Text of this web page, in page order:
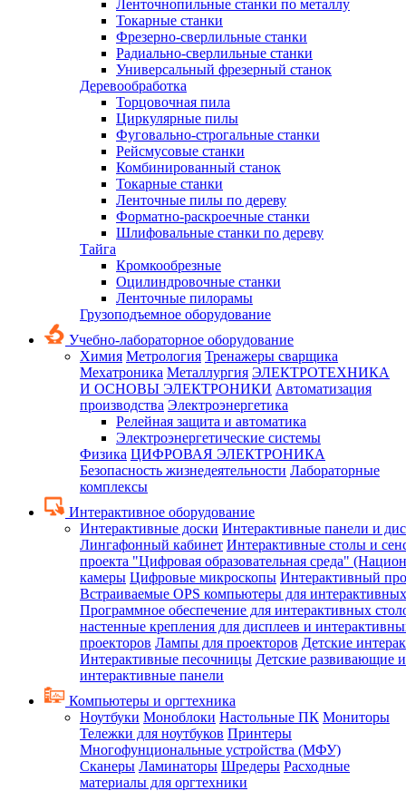
Ленточнопильные станки по металлу
Токарные станки
Фрезерно-сверлильные станки
Радиально-сверлильные станки
Универсальный фрезерный станок
Деревообработка
Торцовочная пила
Циркулярные пилы
Фуговально-строгальные станки
Рейсмусовые станки
Комбинированный станок
Токарные станки
Ленточные пилы по дереву
Форматно-раскроечные станки
Шлифовальные станки по дереву
Тайга
Кромкообрезные
Оцилиндровочные станки
Ленточные пилорамы
Грузоподъемное оборудование
Учебно-лабораторное оборудование
Химия Метрология Тренажеры сварщика
Мехатроника Металлургия ЭЛЕКТРОТЕХНИКА
И ОСНОВЫ ЭЛЕКТРОНИКИ Автоматизация
производства Электроэнергетика
Релейная защита и автоматика
Электроэнергетические системы
Физика ЦИФРОВАЯ ЭЛЕКТРОНИКА
Безопасность жизнедеятельности Лабораторные
комплексы
Интерактивное оборудование
Интерактивные доски Интерактивные панели и
Лингафонный кабинет Интерактивные столы и
проекта "Цифровая образовательная среда"
камеры Цифровые микроскопы Интерактивный
Встраиваемые OPS компьютеры для
Программное обеспечение для интерактивных
настенные крепления для дисплеев и
проекторов Лампы для проекторов Детские
Интерактивные песочницы Детские развивающие
интерактивные панели
Компьютеры и оргтехника
Ноутбуки Моноблоки Настольные ПК Мониторы
Тележки для ноутбуков Принтеры
Многофунциональные устройства (МФУ)
Сканеры Ламинаторы Шредеры Расходные
материалы для оргтехники